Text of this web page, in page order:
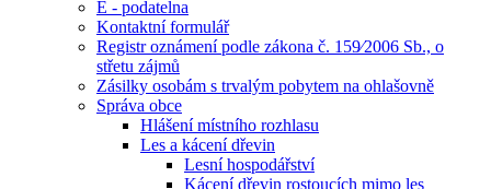
E - podatelna
Kontaktní formulář
Registr oznámení podle zákona č. 159⁄2006 Sb., o
střetu zájmů
Zásilky osobám s trvalým pobytem na ohlašovně
Správa obce
Hlášení místního rozhlasu
Les a kácení dřevin
Lesní hospodářství
Kácení dřevin rostoucích mimo les